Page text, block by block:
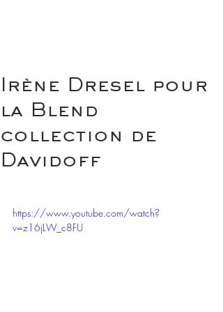
Irène Dresel pour
la Blend
collection de
Davidoff
https://www.youtube.com/watch?
v=z16jLW_c8FU